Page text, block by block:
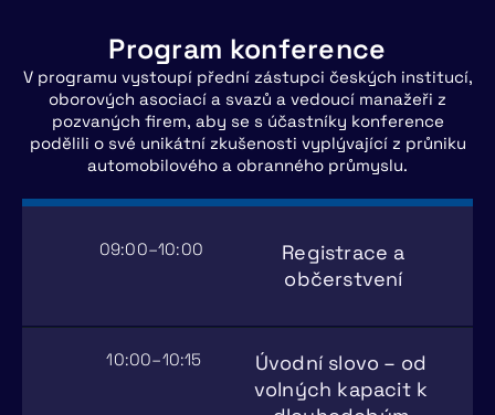
Program konference
V programu vystoupí přední zástupci českých institucí,
oborových asociací a svazů a vedoucí manažeři z
pozvaných firem, aby se s účastníky konference
podělili o své unikátní zkušenosti vyplývající z průniku
automobilového a obranného průmyslu.
09:00–10:00
Registrace a
občerstvení
10:00–10:15
Úvodní slovo – od
volných kapacit k